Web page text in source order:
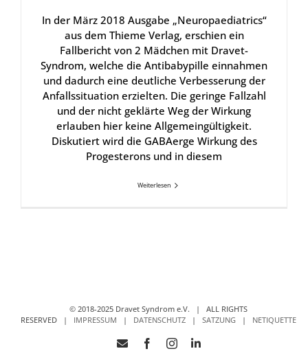
In der März 2018 Ausgabe „Neuropaediatrics“
aus dem Thieme Verlag, erschien ein
Fallbericht von 2 Mädchen mit Dravet-
Syndrom, welche die Antibabypille einnahmen
und dadurch eine deutliche Verbesserung der
Anfallssituation erzielten. Die geringe Fallzahl
und der nicht geklärte Weg der Wirkung
erlauben hier keine Allgemeingültigkeit.
Diskutiert wird die GABAerge Wirkung des
Progesterons und in diesem
Weiterlesen
© 2018-2025 Dravet Syndrom e.V. | ALL RIGHTS
RESERVED | IMPRESSUM | DATENSCHUTZ | SATZUNG | NETIQUETTE
E-
FacebookInstagramLinkedIn